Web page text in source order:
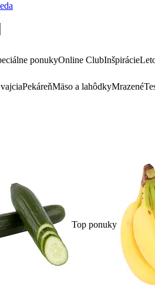
ponukyOnline ClubInšpirácie
PekáreňMäso a lahôdkyMrazené
Top ponuky